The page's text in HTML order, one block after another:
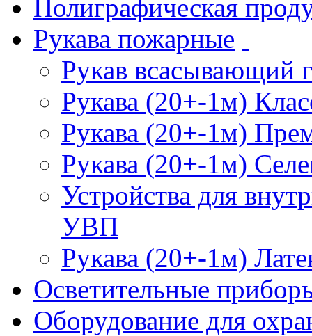
Полиграфическая
Рукава пожарные
Рукав всасывающий
Рукава (20+-1м)
Рукава (20+-1м)
Рукава (20+-1м)
Устройства для
УВП
Рукава (20+-1м)
Осветительные
Оборудование для